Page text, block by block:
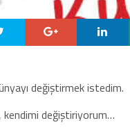
değiştirmek istedim.
kendimi değiştiriyorum…